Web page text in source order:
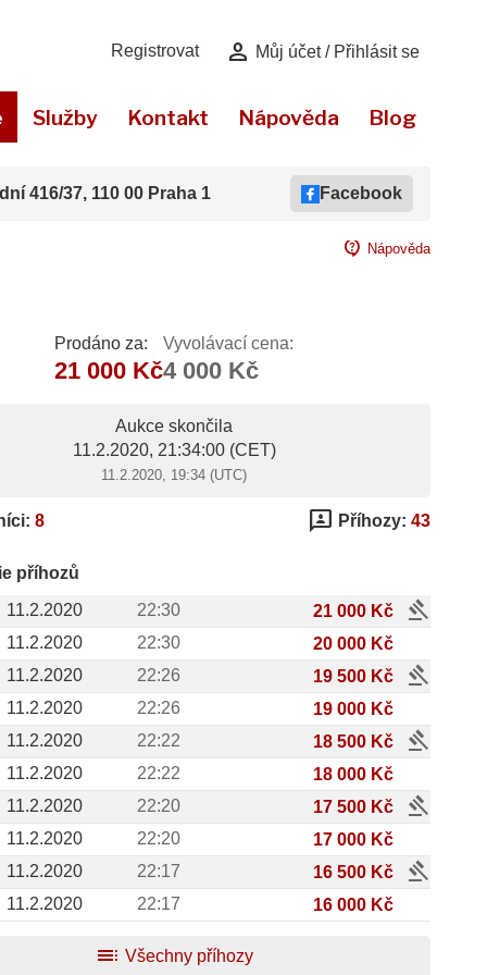
Registrovat person Můj účet / Přihlásit se
Služby Kontakt Nápověda Blog
416/37, 110 00 Praha 1 Facebook
contact_support Nápověda
Prodáno za:
21 000 Kč
Vyvolávací cena:
4 000 Kč
Aukce skončila
11.2.2020, 21:34:00(CET)
11.2.2020, 19:34 (UTC)
8 3p Příhozy: 43
příhozů
11.2.2020
22:30 21 000 Kč gavel
11.2.2020 22:30
20 000 Kč
11.2.2020
22:26 19 500 Kč gavel
11.2.2020 22:26
19 000 Kč
11.2.2020
22:22 18 500 Kč gavel
11.2.2020 22:22
18 000 Kč
11.2.2020
22:20 17 500 Kč gavel
11.2.2020 22:20
17 000 Kč
11.2.2020
22:17 16 500 Kč gavel
11.2.2020 22:17 16 000 Kč
toc Všechny příhozy